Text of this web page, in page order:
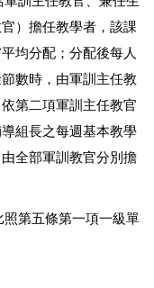
）擔任教學者，該課
均分配；分配後每人
數時，由軍訓主任教
第二項軍訓主任教官
組長之每週基本教學
全部軍訓教官分別擔
第五條第一項一級單